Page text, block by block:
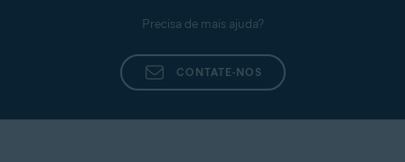
Precisa de mais ajuda?
CONTATE-NOS